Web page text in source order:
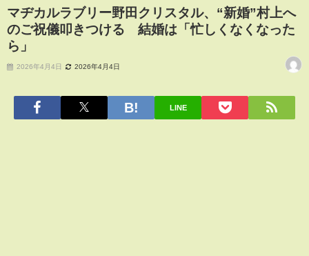
マヂカルラブリー野田クリスタル、“新婚”村上へ
のご祝儀叩きつける 結婚は「忙しくなくなった
ら」
2026年4月4日 2026年4月4日
LINE